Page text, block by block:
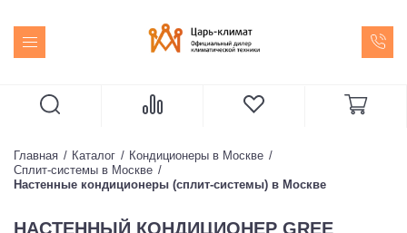
Главная Каталог
Кондиционеры в Москве
Сплит-системы в Москве
Настенные кондиционеры (сплит-системы) в Москве
НАСТЕННЫЙ КОНДИЦИОНЕР GREE